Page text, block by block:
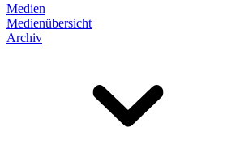
Medien
Medienübersicht
Archiv